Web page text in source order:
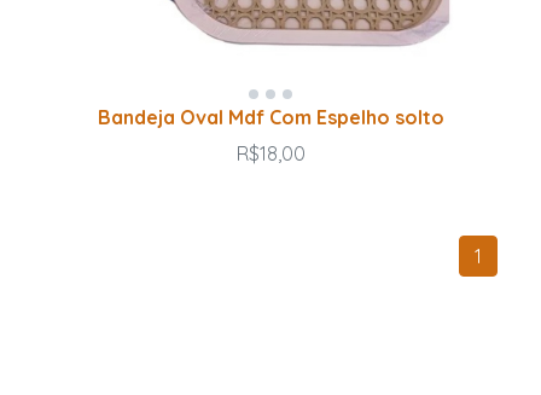
Bandeja Oval Mdf Com Espelho solto
R$18,00
1